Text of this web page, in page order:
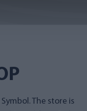
The store is